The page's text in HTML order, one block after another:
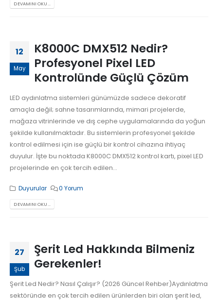
DEVAMINI OKU...
12
May
K8000C DMX512 Nedir?
Profesyonel Pixel LED
Kontrolünde Güçlü Çözüm
LED aydınlatma sistemleri günümüzde sadece dekoratif
amaçla değil; sahne tasarımlarında, mimari projelerde,
mağaza vitrinlerinde ve dış cephe uygulamalarında da yoğun
şekilde kullanılmaktadır. Bu sistemlerin profesyonel şekilde
kontrol edilmesi için ise güçlü bir kontrol cihazına ihtiyaç
duyulur. İşte bu noktada K8000C DMX512 kontrol kartı, pixel LED
projelerinde en çok tercih edilen...
Duyurular 0 Yorum
DEVAMINI OKU...
27
Şub
Şerit Led Hakkında Bilmeniz
Gerekenler!
Şerit Led Nedir? Nasıl Çalışır? (2026 Güncel Rehber)Aydınlatma
sektöründe en çok tercih edilen ürünlerden biri olan şerit led,